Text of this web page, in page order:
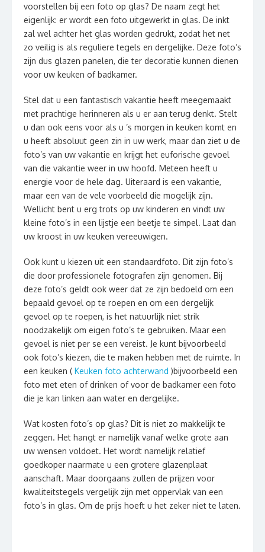
voorstellen bij een foto op glas? De naam zegt het
eigenlijk: er wordt een foto uitgewerkt in glas. De inkt
zal wel achter het glas worden gedrukt, zodat het net
zo veilig is als reguliere tegels en dergelijke. Deze foto’s
zijn dus glazen panelen, die ter decoratie kunnen dienen
voor uw keuken of badkamer.
Stel dat u een fantastisch vakantie heeft meegemaakt
met prachtige herinneren als u er aan terug denkt. Stelt
u dan ook eens voor als u ’s morgen in keuken komt en
u heeft absoluut geen zin in uw werk, maar dan ziet u de
foto’s van uw vakantie en krijgt het euforische gevoel
van die vakantie weer in uw hoofd. Meteen heeft u
energie voor de hele dag. Uiteraard is een vakantie,
maar een van de vele voorbeeld die mogelijk zijn.
Wellicht bent u erg trots op uw kinderen en vindt uw
kleine foto’s in een lijstje een beetje te simpel. Laat dan
uw kroost in uw keuken vereeuwigen.
Ook kunt u kiezen uit een standaardfoto. Dit zijn foto’s
die door professionele fotografen zijn genomen. Bij
deze foto’s geldt ook weer dat ze zijn bedoeld om een
bepaald gevoel op te roepen en om een dergelijk
gevoel op te roepen, is het natuurlijk niet strik
noodzakelijk om eigen foto’s te gebruiken. Maar een
gevoel is niet per se een vereist. Je kunt bijvoorbeeld
ook foto’s kiezen, die te maken hebben met de ruimte. In
een keuken ( Keuken foto achterwand )bijvoorbeeld een
foto met eten of drinken of voor de badkamer een foto
die je kan linken aan water en dergelijke.
Wat kosten foto’s op glas? Dit is niet zo makkelijk te
zeggen. Het hangt er namelijk vanaf welke grote aan
uw wensen voldoet. Het wordt namelijk relatief
goedkoper naarmate u een grotere glazenplaat
aanschaft. Maar doorgaans zullen de prijzen voor
kwaliteitstegels vergelijk zijn met oppervlak van een
foto’s in glas. Om de prijs hoeft u het zeker niet te laten.